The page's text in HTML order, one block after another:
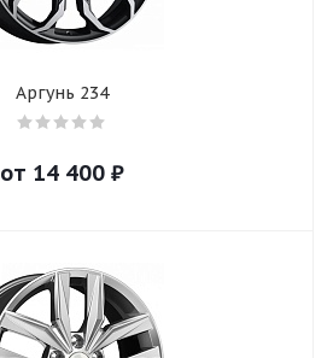
Аргунь 234
от 14 400₽